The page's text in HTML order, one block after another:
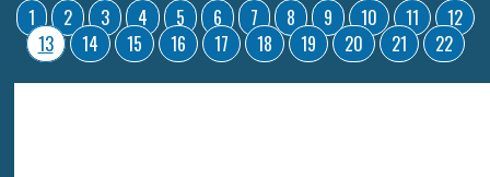
1 2 3 4 5 6 7 8 9 10 11
12
13
14 15 16 17 18 19 20 21 22